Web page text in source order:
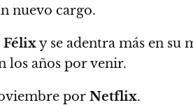
nuevo cargo.
Félixy se adentra más en su
los años por venir.
por Netflix.